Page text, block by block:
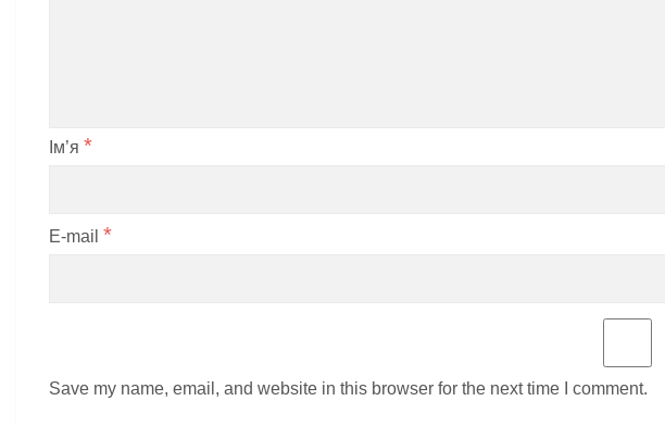
Ім’я *
E-mail *
Save my name, email, and website in this browser for the next time I comment.